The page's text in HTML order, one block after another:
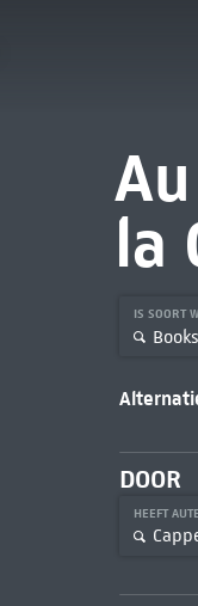
la
IS SOORT
Books
DOOR
HEEFT